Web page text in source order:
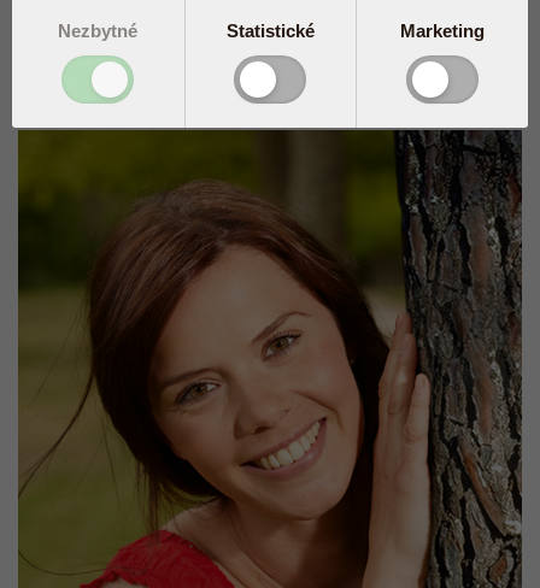
těchto stromů.
Více o přípravku Bioaktivní Pycnogenol
Nezbytné Statistické Marketing